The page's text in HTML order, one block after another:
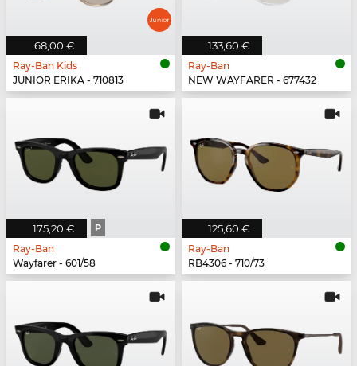
68,00 €
Ray-Ban Kids
JUNIOR ERIKA - 710813
133,60 €
Ray-Ban
NEW WAYFARER - 677432
175,20 € P
Ray-Ban
Wayfarer - 601/58
125,60 €
Ray-Ban
RB4306 - 710/73